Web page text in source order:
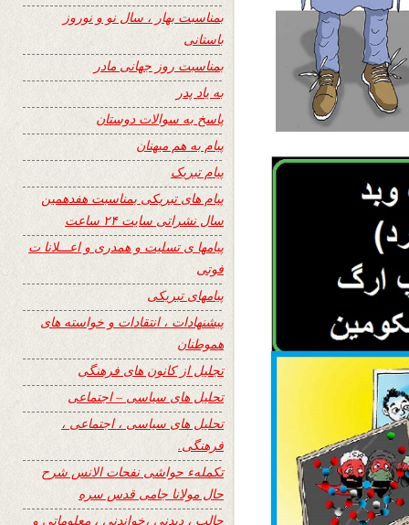
بمناسبت بهار ، سال نو و نوروز
باستانی
بمناسبت روز جهانی مادر
به یاد پدر
پاسخ به سوالات دوستان
پیام به هم میهنان
پیام تبریک
پیام های تبریکی بمناسبت هفدهمین
سال نشراتی سایت ۲۴ ساعت
پیامها ی تسلیت و همدری و اعـــلانا ت
فوتی
پیامهای تبریکی
پیشنهادات ، انتقادات و خواسته های
هموطنان
تجلیل از کانون های فرهنگی
تحلیل های سیاسی – اجتماعی
تحلیل های سیاسی ، اجتماعی ،
فرهنگی.
تکملهء حواشی نفحات الانس شرح
حال مولانا جامی قدس سره
جالب ، دیدنی ،خواندنی ، معلوماتی و